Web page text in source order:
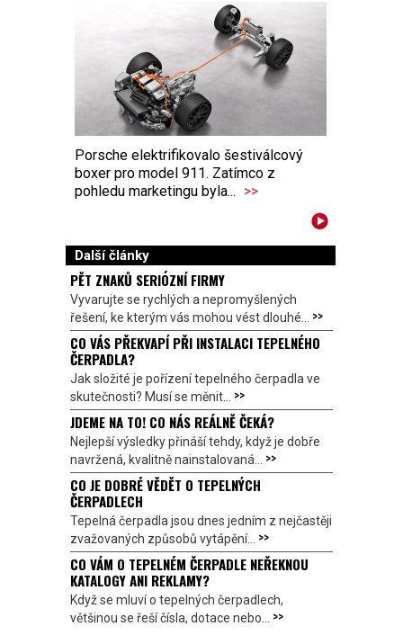
Porsche elektrifikovalo šestiválcový
boxer pro model 911. Zatímco z
pohledu marketingu byla... >>
Další články
PĚT ZNAKŮ SERIÓZNÍ FIRMY
Vyvarujte se rychlých a nepromyšlených
řešení, ke kterým vás mohou vést dlouhé... >>
CO VÁS PŘEKVAPÍ PŘI INSTALACI TEPELNÉHO
ČERPADLA?
Jak složité je pořízení tepelného čerpadla ve
skutečnosti? Musí se měnit... >>
JDEME NA TO! CO NÁS REÁLNĚ ČEKÁ?
Nejlepší výsledky přináší tehdy, když je dobře
navržená, kvalitně nainstalovaná... >>
CO JE DOBRÉ VĚDĚT O TEPELNÝCH
ČERPADLECH
Tepelná čerpadla jsou dnes jedním z nejčastěji
zvažovaných způsobů vytápění... >>
CO VÁM O TEPELNÉM ČERPADLE NEŘEKNOU
KATALOGY ANI REKLAMY?
Když se mluví o tepelných čerpadlech,
většinou se řeší čísla, dotace nebo... >>